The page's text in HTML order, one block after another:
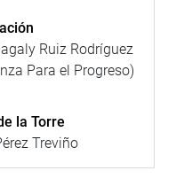
Ruiz Rodríguez
Para el Progreso)
la Torre
Treviño